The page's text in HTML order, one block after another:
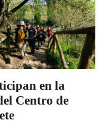
en la
Centro de